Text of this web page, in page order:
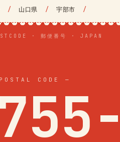
/ 山口県 / 宇部市 /
· 郵便番号 · JAPAN
CODE —